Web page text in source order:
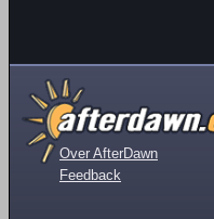
Over AfterDawn
Feedback